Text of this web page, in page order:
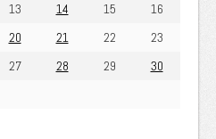
13 14 15
16
20 21 22
23
27 28 29
30